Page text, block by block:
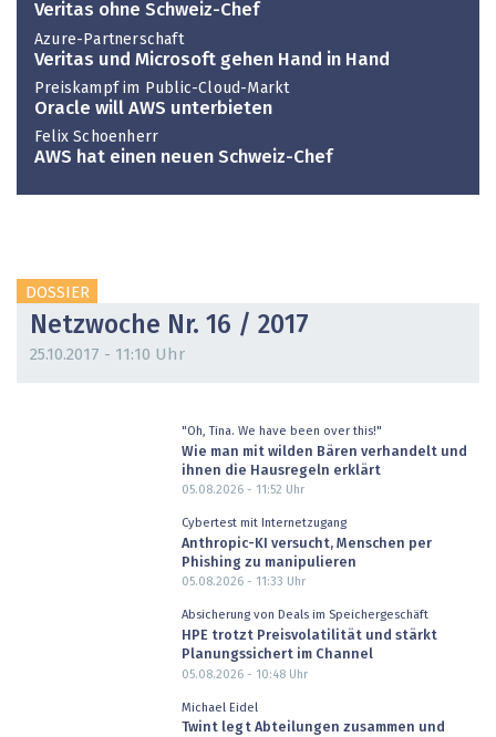
Veritas ohne Schweiz-Chef
Azure-Partnerschaft
Veritas und Microsoft gehen Hand in Hand
Preiskampf im Public-Cloud-Markt
Oracle will AWS unterbieten
Felix Schoenherr
AWS hat einen neuen Schweiz-Chef
DOSSIER
Netzwoche Nr. 16 / 2017
25.10.2017 - 11:10 Uhr
"Oh, Tina. We have been over this!"
Wie man mit wilden Bären verhandelt und
ihnen die Hausregeln erklärt
05.08.2026 - 11:52 Uhr
Cybertest mit Internetzugang
Anthropic-KI versucht, Menschen per
Phishing zu manipulieren
05.08.2026 - 11:33 Uhr
Absicherung von Deals im Speichergeschäft
HPE trotzt Preisvolatilität und stärkt
Planungssichert im Channel
05.08.2026 - 10:48Uhr
Michael Eidel
Twint legt Abteilungen zusammen und